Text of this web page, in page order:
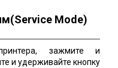
Mode)
зажмите и
и удерживайте кнопку